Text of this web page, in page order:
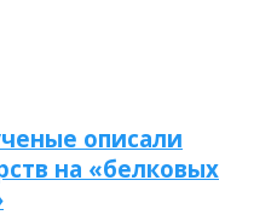
описали
на «белковых